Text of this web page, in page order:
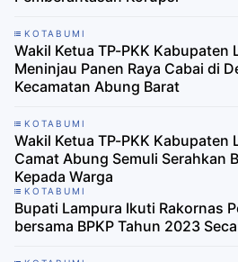
KOTABUMI
Wakil Ketua TP-PKK Kabupaten
Meninjau Panen Raya Cabai di
Kecamatan Abung Barat
KOTABUMI
Wakil Ketua TP-PKK Kabupaten
Camat Abung Semuli Serahkan
Kepada Warga
KOTABUMI
Bupati Lampura Ikuti Rakornas
bersama BPKP Tahun 2023